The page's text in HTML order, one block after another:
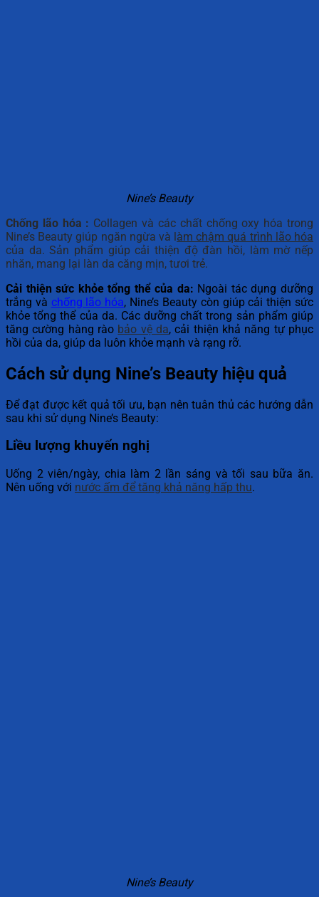
Nine’s Beauty
Chống lão hóa : Collagen và các chất chống oxy hóa trong
Nine’s Beauty giúp ngăn ngừa và làm chậm quá trình lão hóa
của da. Sản phẩm giúp cải thiện độ đàn hồi, làm mờ nếp
nhăn, mang lại làn da căng mịn, tươi trẻ.
Cải thiện sức khỏe tổng thể của da: Ngoài tác dụng dưỡng
trắng và chống lão hóa, Nine’s Beauty còn giúp cải thiện sức
khỏe tổng thể của da. Các dưỡng chất trong sản phẩm giúp
tăng cường hàng rào bảo vệ da, cải thiện khả năng tự phục
hồi của da, giúp da luôn khỏe mạnh và rạng rỡ.
Cách sử dụng Nine’s Beauty hiệu quả
Để đạt được kết quả tối ưu, bạn nên tuân thủ các hướng dẫn
sau khi sử dụng Nine’s Beauty:
Liều lượng khuyến nghị
Uống 2 viên/ngày, chia làm 2 lần sáng và tối sau bữa ăn.
Nên uống với nước ấm để tăng khả năng hấp thu.
Nine’s Beauty